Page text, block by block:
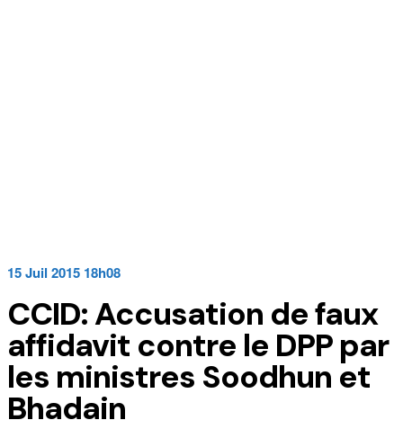
15 Juil 2015 18h08
CCID: Accusation de faux
affidavit contre le DPP par
les ministres Soodhun et
Bhadain